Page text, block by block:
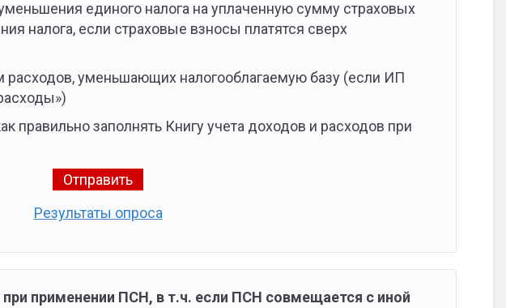
единого налога на уплаченную сумму страховых
налога, если страховые взносы платятся сверх
расходов, уменьшающих налогооблагаемую базу (если ИП
правильно заполнять Книгу учета доходов и расходов при
Результаты опроса
применении ПСН, в т.ч. если ПСН совмещается с иной